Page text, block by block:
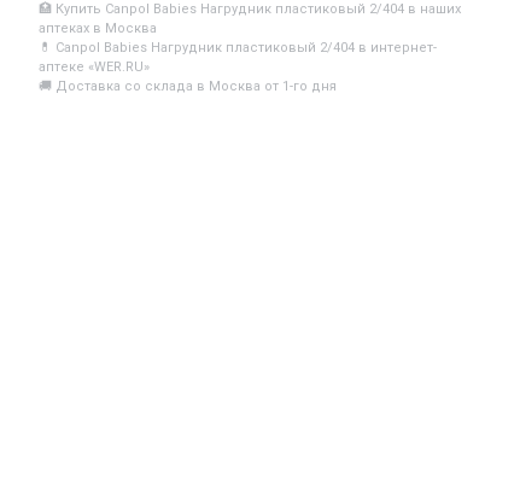
🏥 Купить Canpol Babies Нагрудник пластиковый 2/404 в наших
аптеках в Москва
💊 Canpol Babies Нагрудник пластиковый 2/404 в интернет-
аптеке «WER.RU»
🚚 Доставка со склада в Москва от 1-го дня